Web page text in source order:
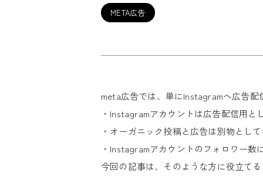
META広告
meta広告では、単にInstagramへ広告配
・Instagramアカウントは広告配信用と
・オーガニック投稿と広告は別物とし
・Instagramアカウントのフォロワー
今回の記事は、そのような方に役立て